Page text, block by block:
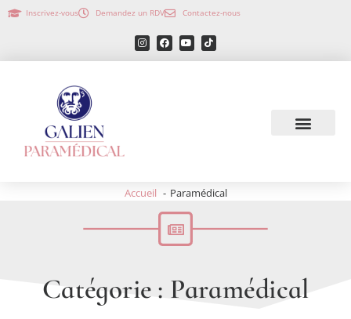
Inscrivez-vous Demandez un RDV Contactez-nous
Accueil Paramédical
Catégorie : Paramédical